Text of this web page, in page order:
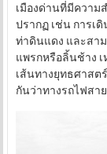
เมืองด่านที่มีความ
ปรากฏ เช่น การเ
ท่าดินแดง และสา
แพรกหรือลิ้นช้าง
เส้นทางยุทธศาสต
กันว่าทางรถไฟสา